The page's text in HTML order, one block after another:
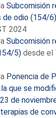
Subcomisión
de odio (154/6)
2024
Subcomisión
5) desde el
Ponencia de
que se
de
de